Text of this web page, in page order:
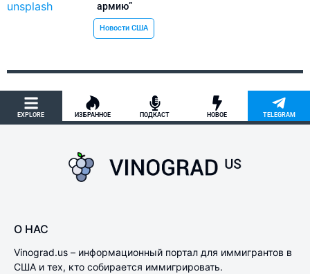
армию”
Новости США
EXPLORE ИЗБРАННОЕ ПОДКАСТ НОВОЕ TELEGRAM
О НАС
Vinograd.us – информационный портал для иммигрантов в
США и тех, кто собирается иммигрировать.